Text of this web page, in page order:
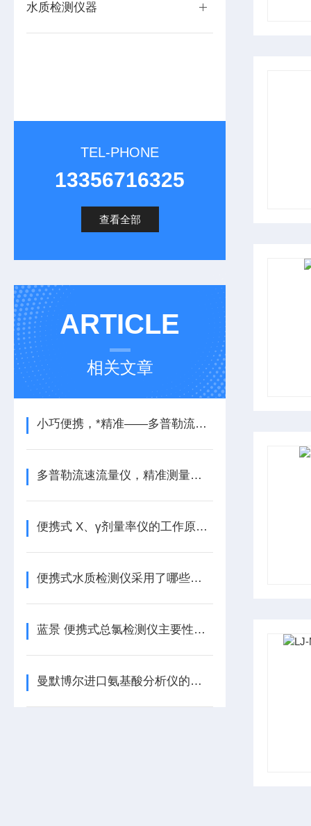
水质检测仪器
TEL-PHONE
13356716325
查看全部
ARTICLE
相关文章
小巧便携，*精准——多普勒流速流量仪
多普勒流速流量仪，精准测量水流的智能伙伴
便携式 X、γ剂量率仪的工作原理是什么？
便携式水质检测仪采用了哪些技术来保证其性能稳定和测量准确？
蓝景 便携式总氯检测仪主要性能指标有哪些？
曼默博尔进口氨基酸分析仪的优势和劣势分别是什么